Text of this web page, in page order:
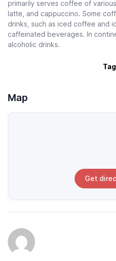
primarily serves coffee of
latte, and cappuccino. Some
drinks, such as iced coffee and
caffeinated beverages. In
alcoholic drinks.
Map
Get